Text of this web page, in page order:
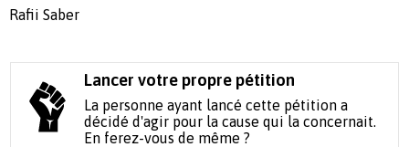
Rafii Saber
Lancer votre propre pétition
La personne ayant lancé cette pétition a
décidé d'agir pour la cause qui la concernait.
En ferez-vous de même ?